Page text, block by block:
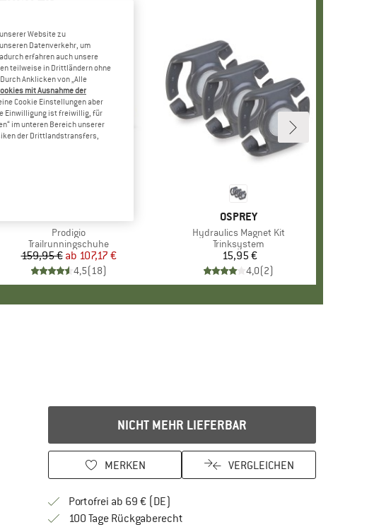
Artikel
Prodigio
Produktgruppe
Trailrunningschuhe
Preis
159,95 € reduzierter Preis
ab 107,17 €
4,5(18)
MARKE
OSPREY
Artikel
Hydraulics Magnet Kit
Produktgruppe
Trinksystem
Preis
15,95 €
4,0(2)
NICHT MEHR LIEFERBAR
MERKEN VERGLEICHEN
Portofrei ab 69 € (DE)
100 Tage RückgaberechtGehe hier zu den Rückgabe-Richtlinien
Website zu
Datenverkehr, um
erfahren auch unsere
teilweise in Drittländern ohne
Anklicken von „Alle
mit Ausnahme der
Cookie Einstellungen aber
Einwilligung ist freiwillig, für
im unteren Bereich unserer
der Drittlandstransfers,